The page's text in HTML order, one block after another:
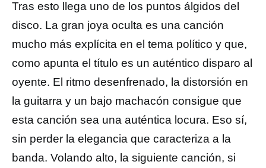
Tras esto llega uno de los puntos álgidos del
disco. La gran joya oculta es una canción
mucho más explícita en el tema político y que,
como apunta el título es un auténtico disparo al
oyente. El ritmo desenfrenado, la distorsión en
la guitarra y un bajo machacón consigue que
esta canción sea una auténtica locura. Eso sí,
sin perder la elegancia que caracteriza a la
banda. Volando alto, la siguiente canción, si